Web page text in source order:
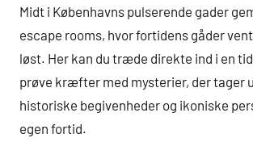
Midt i Københavns pulserende gader
escape rooms, hvor fortidens gåder
løst. Her kan du træde direkte ind i en
prøve kræfter med mysterier, der tager
historiske begivenheder og ikoniske
egen fortid.